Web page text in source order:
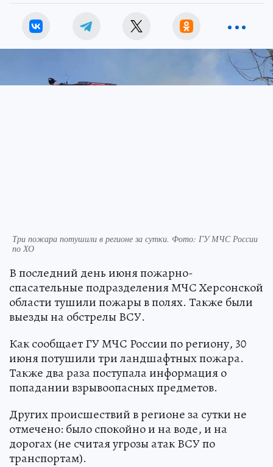
Три пожара потушили в регионе за сутки. Фото: ГУ МЧС России
по ХО
В последний день июня пожарно-
спасательные подразделения МЧС Херсонской
области тушили пожары в полях. Также были
выезды на обстрелы ВСУ.
Как сообщает ГУ МЧС России по региону, 30
июня потушили три ландшафтных пожара.
Также два раза поступала информация о
попадании взрывоопасных предметов.
Других происшествий в регионе за сутки не
отмечено: было спокойно и на воде, и на
дорогах (не считая угрозы атак ВСУ по
транспортам).